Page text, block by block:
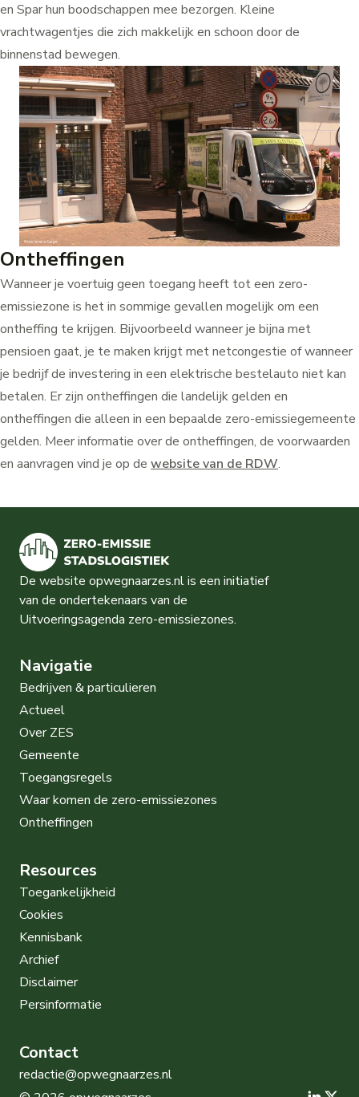
en Spar hun boodschappen mee bezorgen. Kleine
vrachtwagentjes die zich makkelijk en schoon door de
binnenstad bewegen.
Ontheffingen
Wanneer je voertuig geen toegang heeft tot een zero-
emissiezone is het in sommige gevallen mogelijk om een
ontheffing te krijgen. Bijvoorbeeld wanneer je bijna met
pensioen gaat, je te maken krijgt met netcongestie of wanneer
je bedrijf de investering in een elektrische bestelauto niet kan
betalen. Er zijn ontheffingen die landelijk gelden en
ontheffingen die alleen in een bepaalde zero-emissiegemeente
gelden. Meer informatie over de ontheffingen, de voorwaarden
en aanvragen vind je op de website van de RDW.
De website opwegnaarzes.nl is een initiatief
van de ondertekenaars van de
Uitvoeringsagenda zero-emissiezones.
Navigatie
Bedrijven & particulieren
Actueel
Over ZES
Gemeente
Toegangsregels
Waar komen de zero-emissiezones
Ontheffingen
Resources
Toegankelijkheid
Cookies
Kennisbank
Archief
Disclaimer
Persinformatie
Contact
redactie@opwegnaarzes.nl